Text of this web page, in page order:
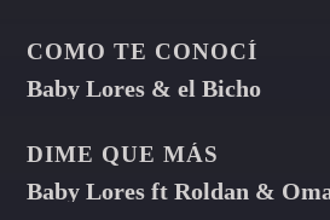
COMO TE CONOCÍ
Baby Lores & el Bicho
DIME QUE MÁS
Baby Lores ft Roldan &